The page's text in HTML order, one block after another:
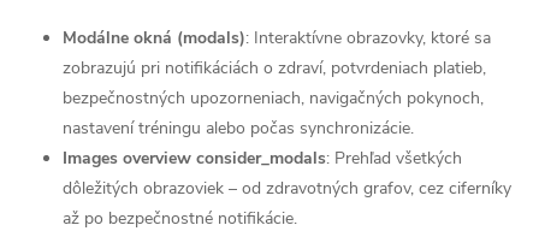
Modálne okná (modals): Interaktívne obrazovky, ktoré sa
zobrazujú pri notifikáciách o zdraví, potvrdeniach platieb,
bezpečnostných upozorneniach, navigačných pokynoch,
nastavení tréningu alebo počas synchronizácie.
Images overview consider_modals: Prehľad všetkých
dôležitých obrazoviek – od zdravotných grafov, cez ciferníky
až po bezpečnostné notifikácie.